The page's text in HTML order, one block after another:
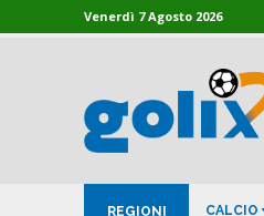
Venerdì 7 Agosto 2026
REGIONI CALCIO